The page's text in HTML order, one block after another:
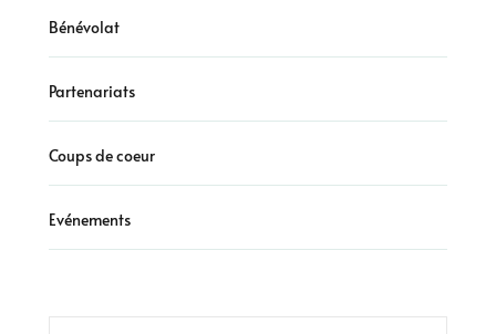
Bénévolat
Partenariats
Coups de coeur
Evénements